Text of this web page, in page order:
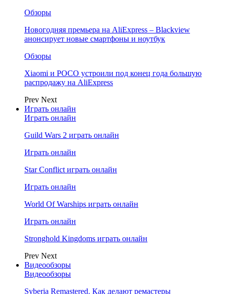
Обзоры
Новогодняя премьера на AliExpress – Blackview
анонсирует новые смартфоны и ноутбук
Обзоры
Xiaomi и POCO устроили под конец года большую
распродажу на AliExpress
Prev Next
Играть онлайн
Играть онлайн
Guild Wars 2 играть онлайн
Играть онлайн
Star Conflict играть онлайн
Играть онлайн
World Of Warships играть онлайн
Играть онлайн
Stronghold Kingdoms играть онлайн
Prev Next
Видеообзоры
Видеообзоры
Syberia Remastered. Как делают ремастеры